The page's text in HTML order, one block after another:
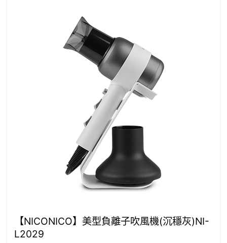
【NICONICO】美型負離子吹風機(沉穩灰)NI-
L2029